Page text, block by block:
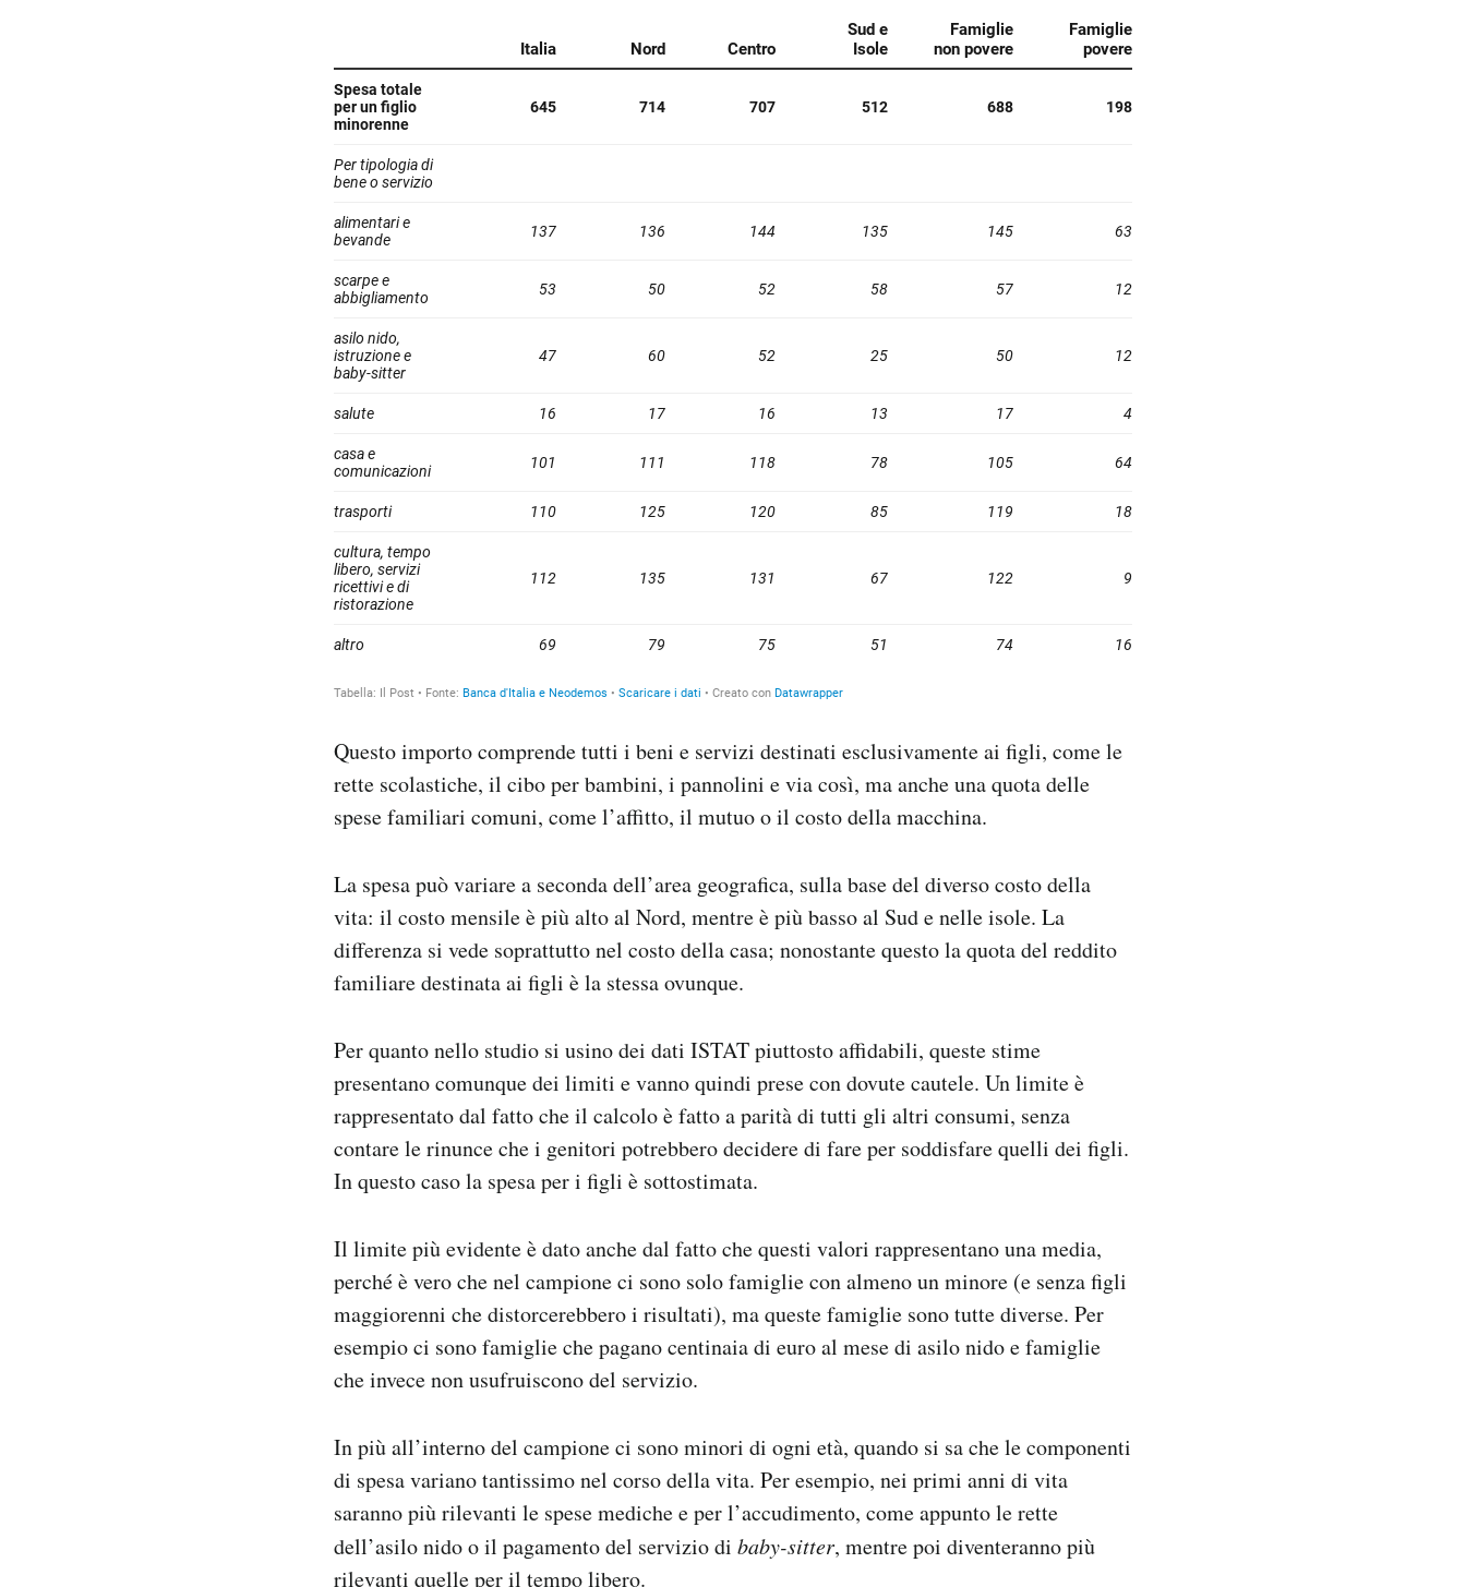
Questo importo comprende tutti i beni e servizi destinati esclusivamente ai figli, come le
rette scolastiche, il cibo per bambini, i pannolini e via così, ma anche una quota delle
spese familiari comuni, come l’affitto, il mutuo o il costo della macchina.
La spesa può variare a seconda dell’area geografica, sulla base del diverso costo della
vita: il costo mensile è più alto al Nord, mentre è più basso al Sud e nelle isole. La
differenza si vede soprattutto nel costo della casa; nonostante questo la quota del reddito
familiare destinata ai figli è la stessa ovunque.
Per quanto nello studio si usino dei dati ISTAT piuttosto affidabili, queste stime
presentano comunque dei limiti e vanno quindi prese con dovute cautele. Un limite è
rappresentato dal fatto che il calcolo è fatto a parità di tutti gli altri consumi, senza
contare le rinunce che i genitori potrebbero decidere di fare per soddisfare quelli dei figli.
In questo caso la spesa per i figli è sottostimata.
Il limite più evidente è dato anche dal fatto che questi valori rappresentano una media,
perché è vero che nel campione ci sono solo famiglie con almeno un minore (e senza figli
maggiorenni che distorcerebbero i risultati), ma queste famiglie sono tutte diverse. Per
esempio ci sono famiglie che pagano centinaia di euro al mese di asilo nido e famiglie
che invece non usufruiscono del servizio.
In più all’interno del campione ci sono minori di ogni età, quando si sa che le componenti
di spesa variano tantissimo nel corso della vita. Per esempio, nei primi anni di vita
saranno più rilevanti le spese mediche e per l’accudimento, come appunto le rette
dell’asilo nido o il pagamento del servizio di baby-sitter, mentre poi diventeranno più
rilevanti quelle per il tempo libero.